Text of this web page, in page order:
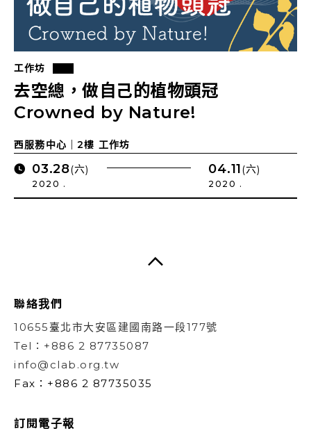
工作坊
去空總，做自己的植物頭冠
Crowned by Nature!
西服務中心｜2樓 工作坊
03.28(六)
2020 .
04.11(六)
2020 .
聯絡我們
10655臺北市大安區建國南路一段177號
Tel：+886 2 87735087
info@clab.org.tw
Fax：+886 2 87735035
訂閱電子報